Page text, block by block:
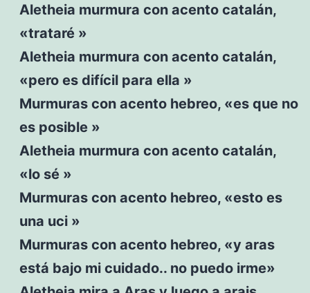
Aletheia murmura con acento catalán,
«trataré »
Aletheia murmura con acento catalán,
«pero es difícil para ella »
Murmuras con acento hebreo, «es que no
es posible »
Aletheia murmura con acento catalán,
«lo sé »
Murmuras con acento hebreo, «esto es
una uci »
Murmuras con acento hebreo, «y aras
está bajo mi cuidado.. no puedo irme»